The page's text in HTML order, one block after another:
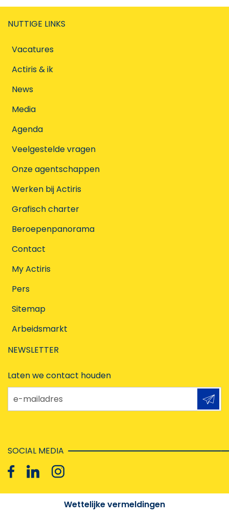
NUTTIGE LINKS
Vacatures
Actiris & ik
News
Media
Agenda
Veelgestelde vragen
Onze agentschappen
Werken bij Actiris
Grafisch charter
Beroepenpanorama
Contact
My Actiris
Pers
Sitemap
Arbeidsmarkt
NEWSLETTER
Laten we contact houden
e-mailadres
SOCIAL MEDIA
Wettelijke vermeldingen